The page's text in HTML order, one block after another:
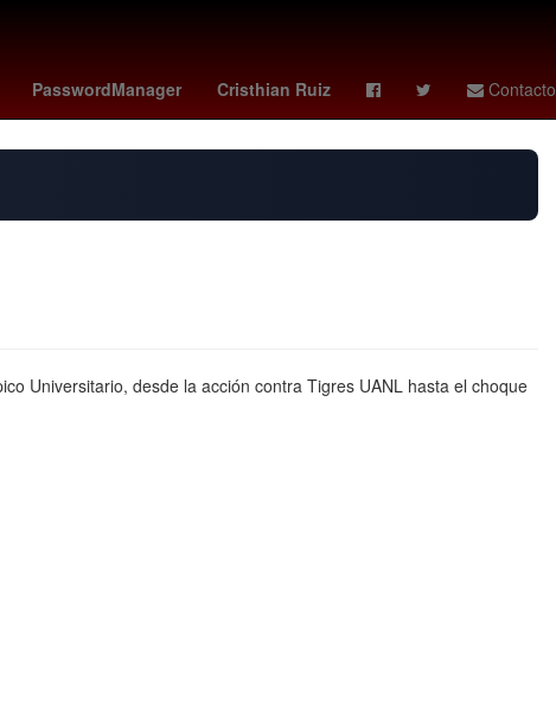
PasswordManager Cristhian Ruiz Contacto
monzon así aprenderás Harrison Ford Nuno Mendes
Universitario, desde la acción contra Tigres UANL hasta el choque